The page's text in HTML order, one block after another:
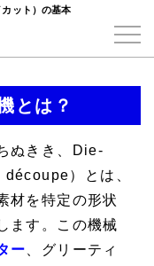
ット）の基本
とは？
ぬきき、
Die-
découpe）とは、
材を特定の形状
ます。この機械
ー 、グリーティ